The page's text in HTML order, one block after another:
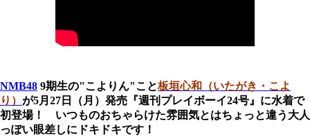
NMB48 9期生の"こよりん"こと板垣心和（いたがき・こよ
り） が5月27日（月）発売『週刊プレイボーイ24号』に水着で
初登場！ いつものおちゃらけた雰囲気とはちょっと違う大人
っぽい眼差しにドキドキです！